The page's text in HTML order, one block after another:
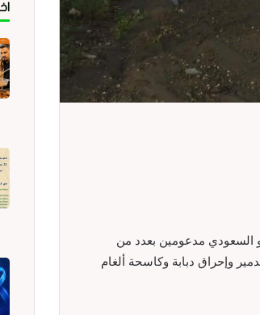
السعودي مدعومين بعدد من
وإحراق دبابة وكاسحة ألغام